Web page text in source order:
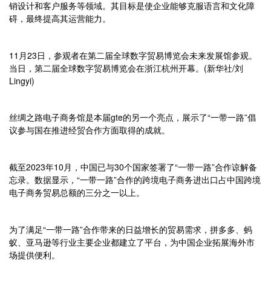
销设计和客户服务等领域。其目标是使企业能够克服语言和文化障
碍，最终提高其运营能力。
11月23日，参观者在第二届全球数字贸易博览会未来发展馆参观。
当日，第二届全球数字贸易博览会在浙江杭州开幕。(新华社/刘
Lingyi)
丝绸之路电子商务馆是本届gte的另一个亮点，展示了“一带一路”倡
议参与国在推进经贸合作方面取得的成就。
截至2023年10月，中国已与30个国家签署了“一带一路”合作谅解备
忘录。数据显示，“一带一路”合作的跨境电子商务进出口占中国跨境
电子商务贸易总额的三分之一以上。
为了满足“一带一路”合作带来的日益增长的贸易需求，拼多多、蚂
蚁、亚马逊等行业主要企业都建立了平台，为中国企业拓展海外市
场提供便利。